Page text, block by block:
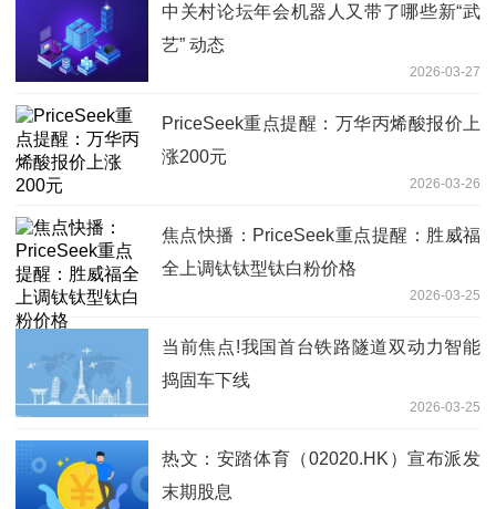
中关村论坛年会机器人又带了哪些新“武
艺” 动态
2026-03-27
PriceSeek重点提醒：万华丙烯酸报价上
涨200元
2026-03-26
焦点快播：PriceSeek重点提醒：胜威福
全上调钛钛型钛白粉价格
2026-03-25
当前焦点!我国首台铁路隧道双动力智能
捣固车下线
2026-03-25
热文：安踏体育（02020.HK）宣布派发
末期股息